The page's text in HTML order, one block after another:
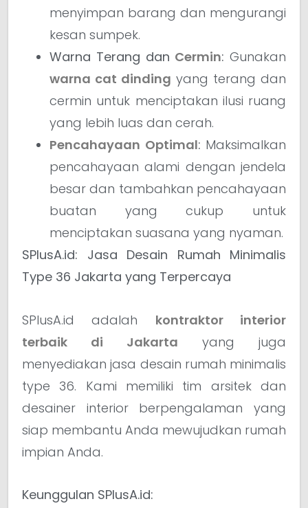
menyimpan barang dan mengurangi
kesan sumpek.
Warna Terang dan Cermin: Gunakan
warna cat dinding yang terang dan
cermin untuk menciptakan ilusi ruang
yang lebih luas dan cerah.
Pencahayaan Optimal: Maksimalkan
pencahayaan alami dengan jendela
besar dan tambahkan pencahayaan
buatan yang cukup untuk
menciptakan suasana yang nyaman.
SPlusA.id: Jasa Desain Rumah Minimalis
Type 36 Jakarta yang Terpercaya
SPlusA.id adalah kontraktor interior
terbaik di Jakarta yang juga
menyediakan jasa desain rumah minimalis
type 36. Kami memiliki tim arsitek dan
desainer interior berpengalaman yang
siap membantu Anda mewujudkan rumah
impian Anda.
Keunggulan SPlusA.id: